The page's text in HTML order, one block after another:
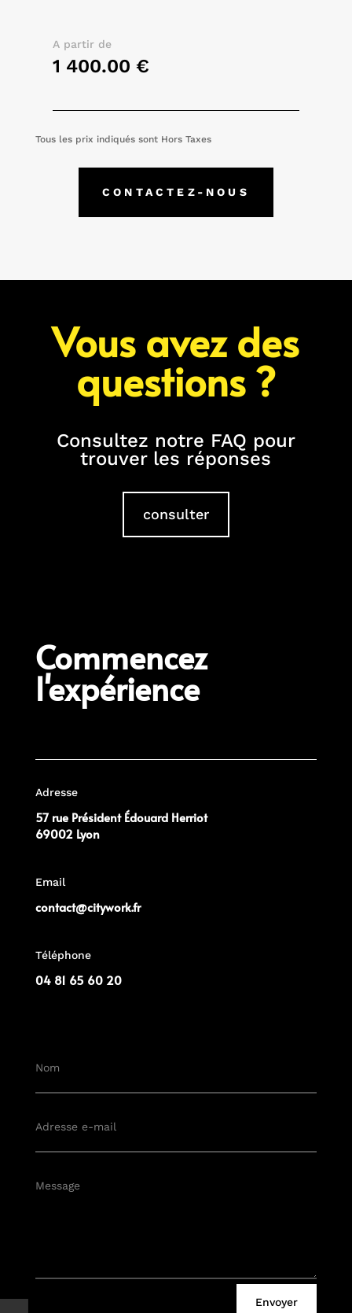
A partir de
1 400.00 €
Tous les prix indiqués sont Hors Taxes
CONTACTEZ-NOUS
Vous avez des
questions ?
Consultez notre FAQ pour
trouver les réponses
consulter
Commencez
l'expérience
Adresse
57 rue Président Édouard Herriot
69002 Lyon
Email
contact@citywork.fr
Téléphone
04 81 65 60 20
Envoyer